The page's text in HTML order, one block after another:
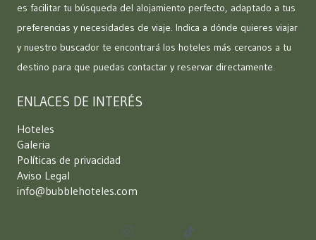
es facilitar tu búsqueda del alojamiento perfecto, adaptado a tus
preferencias y necesidades de viaje. Indica a dónde quieres viajar
y nuestro buscador te encontrará los hoteles más cercanos a tu
destino para que puedas contactar y reservar directamente.
ENLACES DE INTERÉS
Hoteles
Galeria
Políticas de privacidad
Aviso Legal
info@bubblehoteles.com